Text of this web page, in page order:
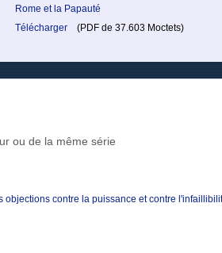
Rome et la Papauté
Télécharger (PDF de 37.603 Moctets)
ou de la même série
objections contre la puissance et contre